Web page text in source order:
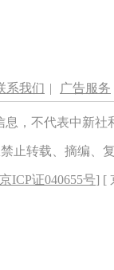
系我们 | 广告服务
息，不代表中新
止转载、摘编、
京ICP证040655号] [